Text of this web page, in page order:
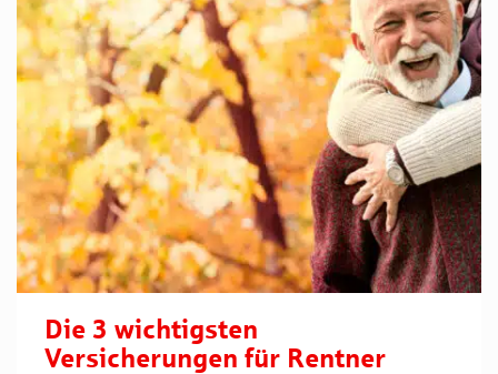
Die 3 wichtigsten
Versicherungen für Rentner